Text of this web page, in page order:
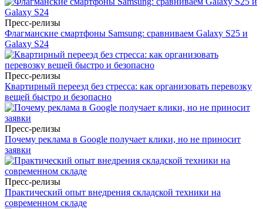
Пресс-релизы
Флагманские смартфоны Samsung: сравниваем Galaxy S25 и
Galaxy S24
Пресс-релизы
Квартирный переезд без стресса: как организовать перевозку
вещей быстро и безопасно
Пресс-релизы
Почему реклама в Google получает клики, но не приносит
заявки
Пресс-релизы
Практический опыт внедрения складской техники на
современном складе